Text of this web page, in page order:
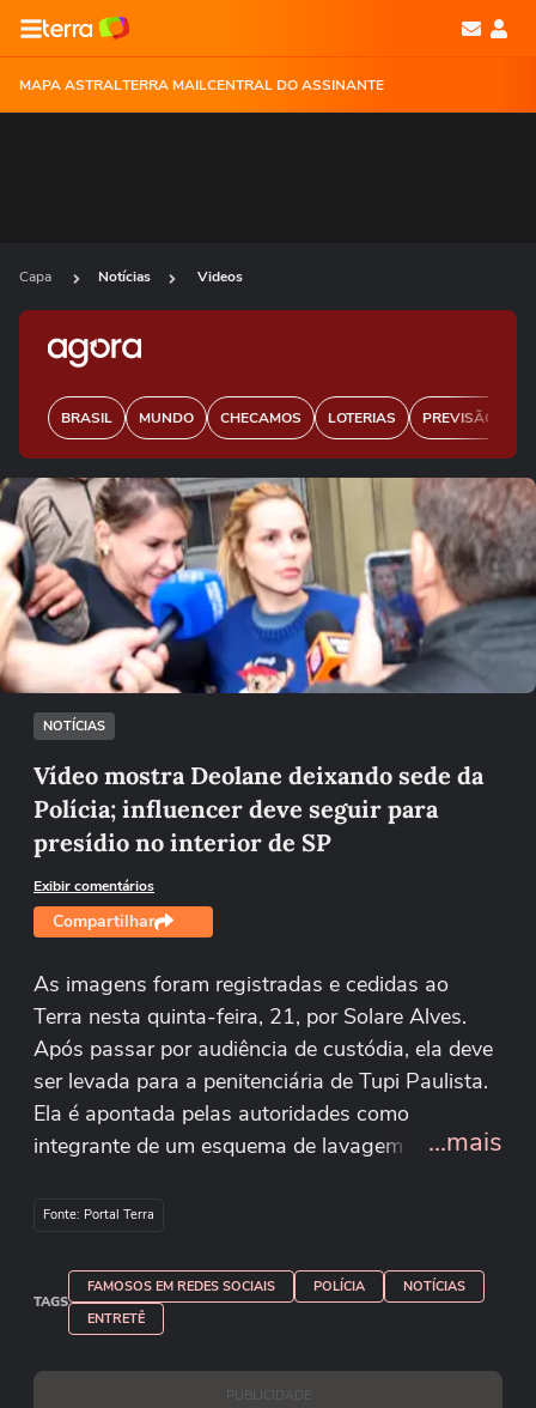
MAPA ASTRALTERRA MAILCENTRAL DO ASSINANTE
Capa Notícias Videos
BRASIL MUNDO CHECAMOS LOTERIAS PREVISÃO DO
Ops!
Não foi possível reproduzir o vídeo
Tentar novamente
NOTÍCIAS
Vídeo mostra Deolane deixando sede da
Polícia; influencer deve seguir para
presídio no interior de SP
Exibir comentários
Compartilhar
As imagens foram registradas e cedidas ao
Terra nesta quinta-feira, 21, por Solare Alves.
Após passar por audiência de custódia, ela deve
ser levada para a penitenciária de Tupi Paulista.
Ela é apontada pelas autoridades como
integrante de um esquema de lavagem de
Solare Alves Reprodução/solare_alves/Instagram
...mais
Fonte: Portal Terra
TAGS
FAMOSOS EM REDES SOCIAIS POLÍCIA
NOTÍCIAS
ENTRETÊ
PUBLICIDADE